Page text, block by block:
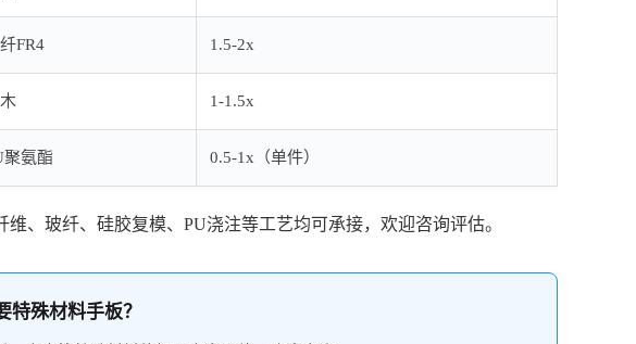
FR4 1.5-2x
1-1.5x
聚氨酯 0.5-1x（单件）
、玻纤、硅胶复模、PU浇注等工艺均可承接，欢迎咨询评估。
特殊材料手板？